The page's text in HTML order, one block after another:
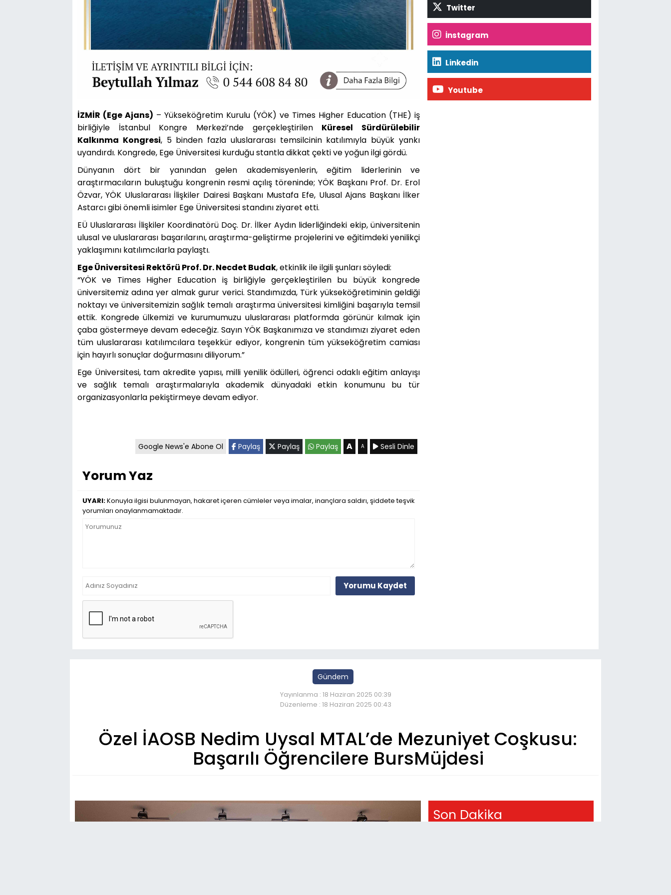
İZMİR (Ege Ajans) – Yükseköğretim Kurulu (YÖK) ve Times Higher Education (THE) iş
birliğiyle İstanbul Kongre Merkezi’nde gerçekleştirilen Küresel Sürdürülebilir
Kalkınma Kongresi, 5 binden fazla uluslararası temsilcinin katılımıyla büyük yankı
uyandırdı. Kongrede, Ege Üniversitesi kurduğu stantla dikkat çekti ve yoğun ilgi gördü.
Dünyanın dört bir yanından gelen akademisyenlerin, eğitim liderlerinin ve
araştırmacıların buluştuğu kongrenin resmi açılış töreninde; YÖK Başkanı Prof. Dr. Erol
Özvar, YÖK Uluslararası İlişkiler Dairesi Başkanı Mustafa Efe, Ulusal Ajans Başkanı İlker
Astarcı gibi önemli isimler Ege Üniversitesi standını ziyaret etti.
EÜ Uluslararası İlişkiler Koordinatörü Doç. Dr. İlker Aydın liderliğindeki ekip, üniversitenin
ulusal ve uluslararası başarılarını, araştırma-geliştirme projelerini ve eğitimdeki yenilikçi
yaklaşımını katılımcılarla paylaştı.
Ege Üniversitesi Rektörü Prof. Dr. Necdet Budak, etkinlik ile ilgili şunları söyledi:
“YÖK ve Times Higher Education iş birliğiyle gerçekleştirilen bu büyük kongrede
üniversitemiz adına yer almak gurur verici. Standımızda, Türk yükseköğretiminin geldiği
noktayı ve üniversitemizin sağlık temalı araştırma üniversitesi kimliğini başarıyla temsil
ettik. Kongrede ülkemizi ve kurumumuzu uluslararası platformda görünür kılmak için
çaba göstermeye devam edeceğiz. Sayın YÖK Başkanımıza ve standımızı ziyaret eden
tüm uluslararası katılımcılara teşekkür ediyor, kongrenin tüm yükseköğretim camiası
için hayırlı sonuçlar doğurmasını diliyorum.”
Ege Üniversitesi, tam akredite yapısı, milli yenilik ödülleri, öğrenci odaklı eğitim anlayışı
ve sağlık temalı araştırmalarıyla akademik dünyadaki etkin konumunu bu tür
organizasyonlarla pekiştirmeye devam ediyor.
Google News'e Abone Ol Paylaş Paylaş Paylaş A A Sesli Dinle
Yorum Yaz
UYARI:Konuyla ilgisi bulunmayan, hakaret içeren cümleler veya imalar, inançlara saldırı, şiddete teşvik
yorumları onaylanmamaktadır.
Yorumu Kaydet
Twitter
İnstagram
Linkedin
Youtube
Gündem
Yayınlanma : 18 Haziran 2025 00:39
Düzenleme : 18 Haziran 2025 00:43
Özel İAOSB Nedim Uysal MTAL’de Mezuniyet Coşkusu:
Başarılı Öğrencilere BursMüjdesi
Son Dakika